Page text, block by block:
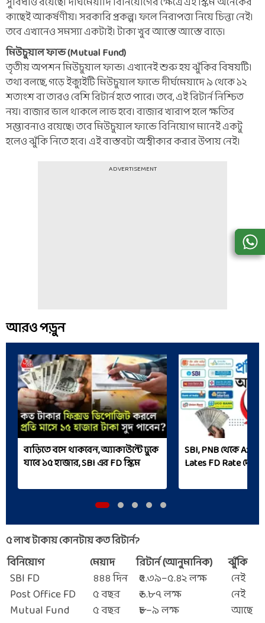
কাছেই আকর্ষণীয়। সরকারি প্রকল্প। ফলে নিরাপত্তা নিয়ে চিন্তা নেই।
তবে এখানেও সমস্যা একটাই। টাকা খুব আস্তে আস্তে বাড়ে।
মিউচুয়াল ফান্ড (Mutual Fund)
তৃতীয় অপশন মিউচুয়াল ফান্ড। এখানেই শুরু হয় ঝুঁকির বিষয়টি।
তথ্য বলছে, গড়ে ইক্যুইটি মিউচুয়াল ফান্ডে দীর্ঘমেয়াদে ৯ থেকে ১২
শতাংশ বা তারও বেশি রিটার্ন হতে পারে। তবে, এই রিটার্ন নিশ্চিত
নয়। বাজার ভাল থাকলে লাভ হবে। বাজার খারাপ হলে ক্ষতির
সম্ভাবনাও রয়েছে। তবে মিউচুয়াল ফান্ডে বিনিয়োগ মানেই একটু
হলেও ঝুঁকি নিতে হবে। এই বাস্তবটা অস্বীকার করার উপায় নেই।
ADVERTISEMENT
আরও পড়ুন
বাড়িতে বসে থাকবেন, অ্যাকাউন্টে ঢুকে
যাবে ১৫ হাজার, SBI এর FD স্কিম
SBI, PNB থেকে Axis,
Lates FD Rate দেখে
৫ লাখ টাকায় কোনটায় কত রিটার্ন?
বিনিয়োগ মেয়াদ রিটার্ন (আনুমানিক)
ঝুঁকি
SBI FD
৪৪৪ দিন ₹৫.৩৯–৫.৪২ লক্ষ
নেই
Post Office FD
৫ বছর ₹৬.৮৭ লক্ষ
নেই
Mutual Fund
৫ বছর ₹৮–৯ লক্ষ আছে